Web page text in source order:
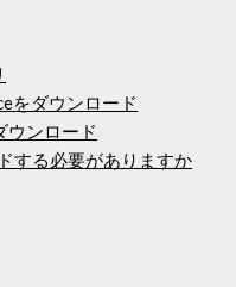
をダウンロード
ウンロード
する必要がありますか